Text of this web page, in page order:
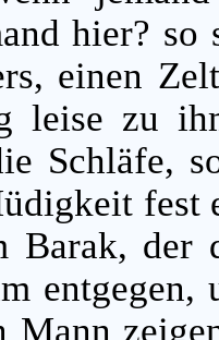
hier?
einen
leise zu
Schläfe,
fest
Barak, der